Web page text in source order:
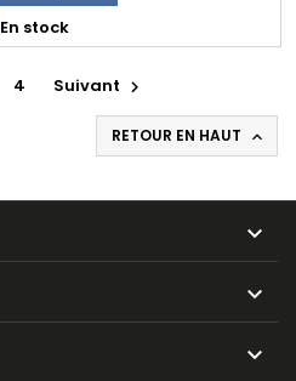
En stock
4 Suivant 
RETOUR EN HAUT 


